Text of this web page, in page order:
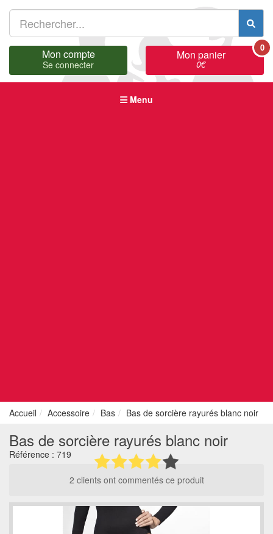
Mon compte
Se connecter
Mon panier
0€
0
Menu
Accueil Accessoire Bas Bas de sorcière rayurés blanc noir
Bas de sorcière rayurés blanc noir
Référence : 719
2 clients ont commentés ce produit